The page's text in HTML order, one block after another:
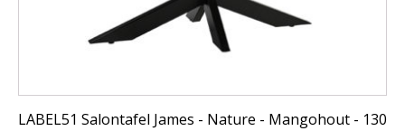
LABEL51 Salontafel James - Nature - Mangohout - 130